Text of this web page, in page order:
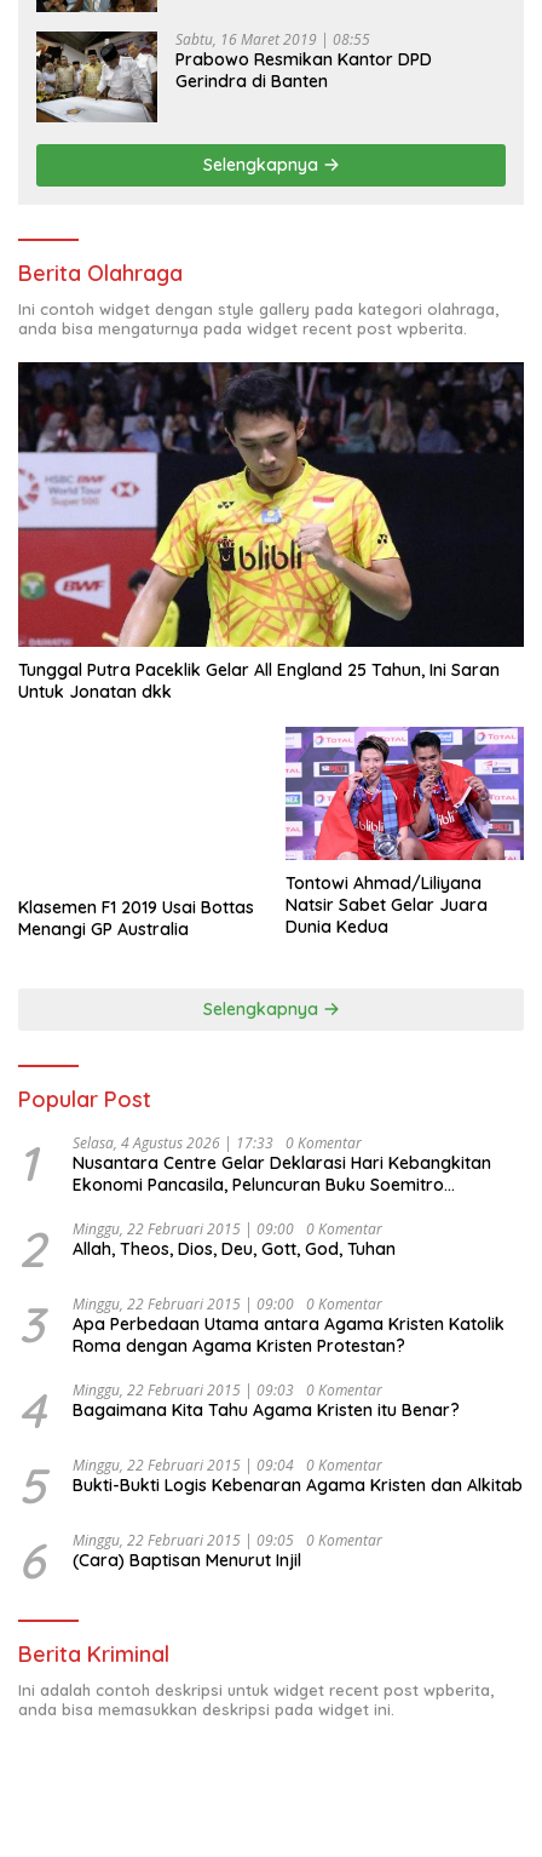
Sabtu, 16 Maret 2019 | 08:55
Prabowo Resmikan Kantor DPD
Gerindra di Banten
Selengkapnya
Berita Olahraga
Ini contoh widget dengan style gallery pada kategori olahraga,
anda bisa mengaturnya pada widget recent post wpberita.
Tunggal Putra Paceklik Gelar All England 25 Tahun, Ini Saran
Untuk Jonatan dkk
Klasemen F1 2019 Usai Bottas
Menangi GP Australia
Tontowi Ahmad/Liliyana
Natsir Sabet Gelar Juara
Dunia Kedua
Selengkapnya
Popular Post
1 Selasa, 4 Agustus 2026 | 17:33 0 Komentar
Nusantara Centre Gelar Deklarasi Hari Kebangkitan
Ekonomi Pancasila, Peluncuran Buku Soemitro
Ekonomi Politik Indonesia) & Simposium Nasional
“Urgensi Undang-Undang Perekonomian Nasional dan
Indonesia Emas 2045”,
2 Minggu, 22 Februari 2015 | 09:00 0 Komentar
Allah, Theos, Dios, Deu, Gott, God, Tuhan
3 Minggu, 22 Februari 2015 | 09:00 0 Komentar
Apa Perbedaan Utama antara Agama Kristen Katolik
Roma dengan Agama Kristen Protestan?
4 Minggu, 22 Februari 2015 | 09:03 0 Komentar
Bagaimana Kita Tahu Agama Kristen itu Benar?
5 Minggu, 22 Februari 2015 | 09:04 0 Komentar
Bukti-Bukti Logis Kebenaran Agama Kristen dan Alkitab
6 Minggu, 22 Februari 2015 | 09:05 0 Komentar
(Cara) Baptisan Menurut Injil
Berita Kriminal
Ini adalah contoh deskripsi untuk widget recent post wpberita,
anda bisa memasukkan deskripsi pada widget ini.